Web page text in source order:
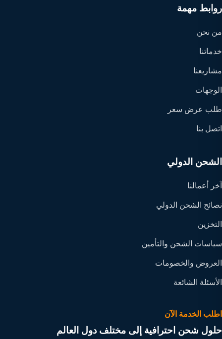
روابط مهمة
من نحن
خدماتنا
مشاريعنا
الوجهات
طلب عرض سعر
اتصل بنا
الشحن الدولي
آخر أعمالنا
نصائح الشحن الدولي
التخزين
سياسات الشحن والتأمين
العروض والخصومات
الأسئلة الشائعة
اطلب الخدمة الآن
حلول شحن احترافية إلى مختلف دول العالم